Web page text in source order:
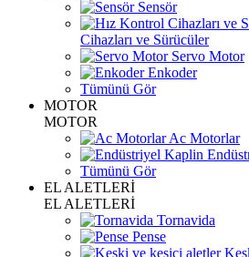
Sensör
Cihazları ve Sürücüler
Servo Motor
Enkoder
Tümünü Gör
MOTOR
MOTOR
Ac Motorlar
Tümünü Gör
EL ALETLERİ
EL ALETLERİ
Tornavida
Pense